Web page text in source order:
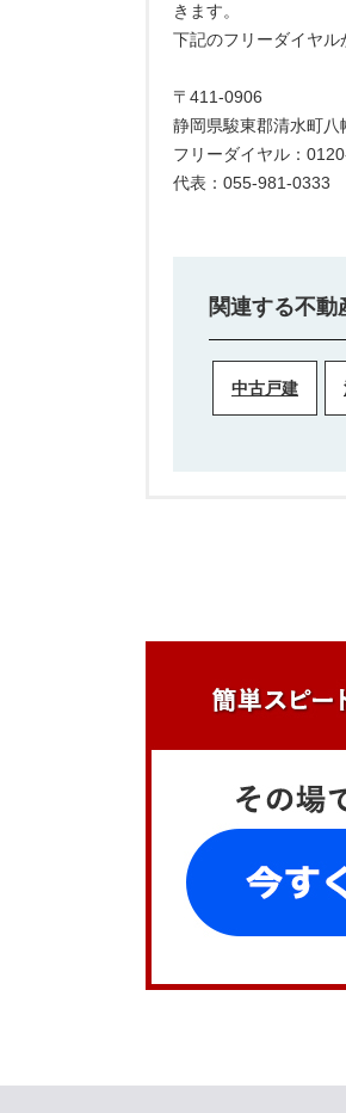
きます。
下記のフリーダイヤル
〒411-0906
静岡県駿東郡清水町八
フリーダイヤル：
代表：055-981-0333
関連する不動
中古戸建